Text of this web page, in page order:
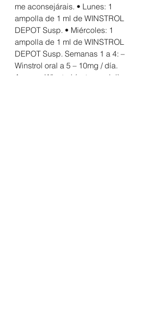
me aconsejárais. • Lunes: 1
ampolla de 1 ml de WINSTROL
DEPOT Susp. • Miércoles: 1
ampolla de 1 ml de WINSTROL
DEPOT Susp. Semanas 1 a 4: –
Winstrol oral a 5 – 10mg / día.
Aunque Winstrol (estanozolol) se